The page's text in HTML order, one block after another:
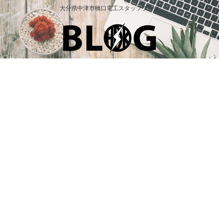
大分県中津市橋口電工スタッフブログ